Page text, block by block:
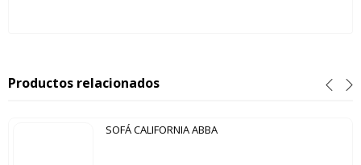
Productos relacionados
SOFÁ CALIFORNIA ABBA